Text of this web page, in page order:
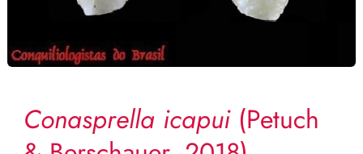
Conasprella icapui(Petuch